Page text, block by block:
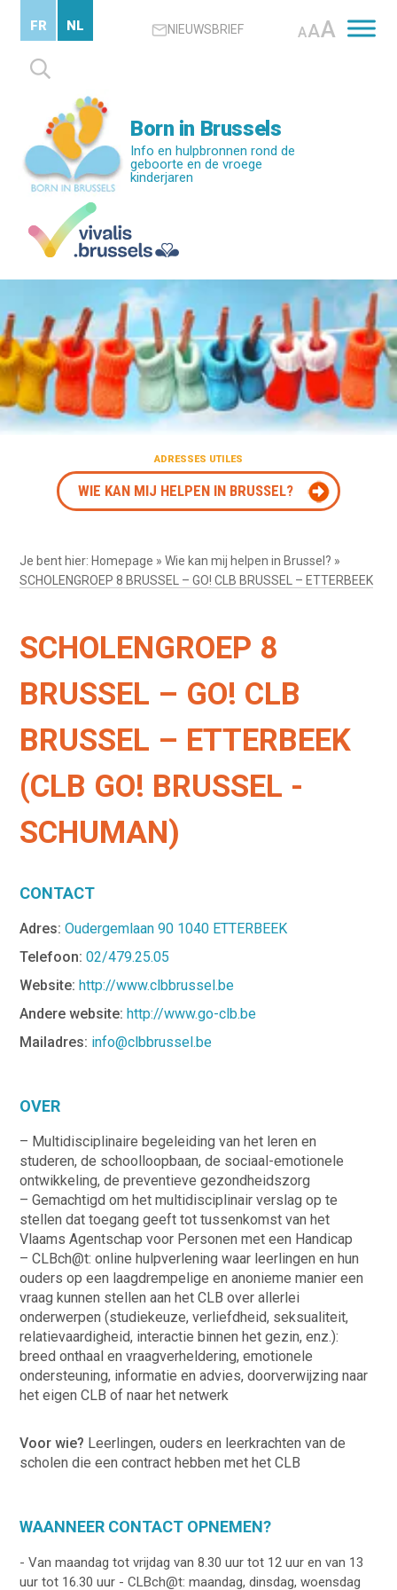
content
NIEUWSBRIEF AAA
Zoeken
naar:
FR NL
Born in Brussels
Info en hulpbronnen rond de
geboorte en de vroege
kinderjaren
ADRESSES UTILES
WIE KAN MIJ HELPEN IN BRUSSEL?
Je bent hier: Homepage »Wie kan mij helpen in Brussel? »
SCHOLENGROEP 8 BRUSSEL – GO! CLB BRUSSEL – ETTERBEEK
SCHOLENGROEP 8
BRUSSEL – GO! CLB
BRUSSEL – ETTERBEEK
(CLB GO! BRUSSEL -
SCHUMAN)
CONTACT
Adres: Oudergemlaan 90 1040 ETTERBEEK
Telefoon: 02/479.25.05
Website:http://www.clbbrussel.be
Andere website: http://www.go-clb.be
Mailadres: info@clbbrussel.be
OVER
– Multidisciplinaire begeleiding van het leren en
studeren, de schoolloopbaan, de sociaal-emotionele
ontwikkeling, de preventieve gezondheidszorg
– Gemachtigd om het multidisciplinair verslag op te
stellen dat toegang geeft tot tussenkomst van het
Vlaams Agentschap voor Personen met een Handicap
– CLBch@t: online hulpverlening waar leerlingen en hun
ouders op een laagdrempelige en anonieme manier een
vraag kunnen stellen aan het CLB over allerlei
onderwerpen (studiekeuze, verliefdheid, seksualiteit,
relatievaardigheid, interactie binnen het gezin, enz.):
breed onthaal en vraagverheldering, emotionele
ondersteuning, informatie en advies, doorverwijzing naar
het eigen CLB of naar het netwerk
Voor wie? Leerlingen, ouders en leerkrachten van de
scholen die een contract hebben met het CLB
WAANNEER CONTACT OPNEMEN?
- Van maandag tot vrijdag van 8.30 uur tot 12 uur en van 13
uur tot 16.30 uur - CLBch@t: maandag, dinsdag, woensdag